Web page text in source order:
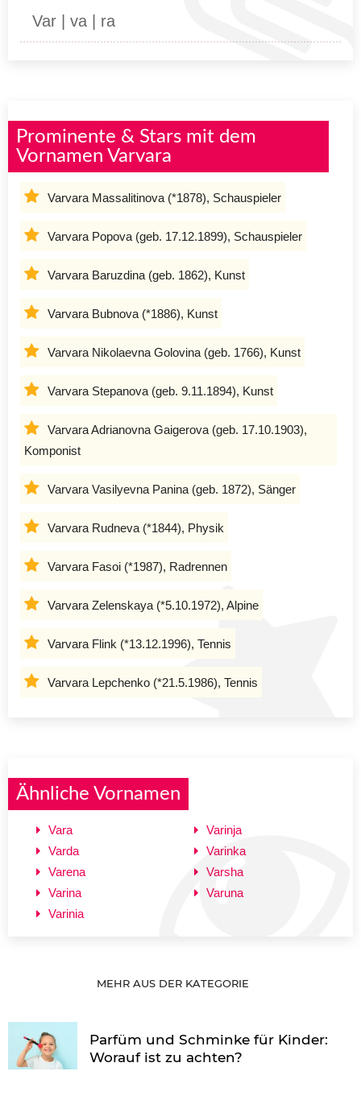
Var | va | ra
Prominente & Stars mit dem
Vornamen Varvara
Varvara Massalitinova (*1878), Schauspieler
Varvara Popova (geb. 17.12.1899), Schauspieler
Varvara Baruzdina (geb. 1862), Kunst
Varvara Bubnova (*1886), Kunst
Varvara Nikolaevna Golovina (geb. 1766), Kunst
Varvara Stepanova (geb. 9.11.1894), Kunst
Varvara Adrianovna Gaigerova (geb. 17.10.1903),
Komponist
Varvara Vasilyevna Panina (geb. 1872), Sänger
Varvara Rudneva (*1844), Physik
Varvara Fasoi (*1987), Radrennen
Varvara Zelenskaya (*5.10.1972), Alpine
Varvara Flink (*13.12.1996), Tennis
Varvara Lepchenko (*21.5.1986), Tennis
Ähnliche Vornamen
Vara
Varda
Varena
Varina
Varinia
Varinja
Varinka
Varsha
Varuna
MEHR AUS DER KATEGORIE
Parfüm und Schminke für Kinder:
Worauf ist zu achten?